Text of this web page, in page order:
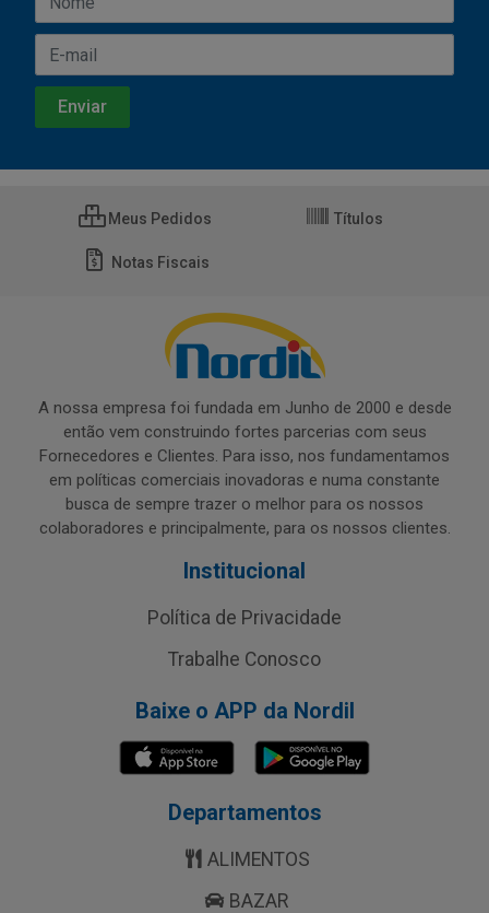
Meus Pedidos Títulos
Notas Fiscais
A nossa empresa foi fundada em Junho de 2000 e desde
então vem construindo fortes parcerias com seus
Fornecedores e Clientes. Para isso, nos fundamentamos
em políticas comerciais inovadoras e numa constante
busca de sempre trazer o melhor para os nossos
colaboradores e principalmente, para os nossos clientes.
Institucional
Política de Privacidade
Trabalhe Conosco
Baixe o APP da Nordil
Departamentos
ALIMENTOS
BAZAR